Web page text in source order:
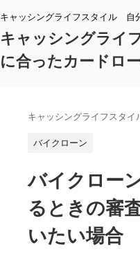
キャッシングライフスタイル 自
キャッシングライ
に合ったカードロ
キャッシングライフスタイ
バイクローン
バイクロー
るときの審
いたい場合